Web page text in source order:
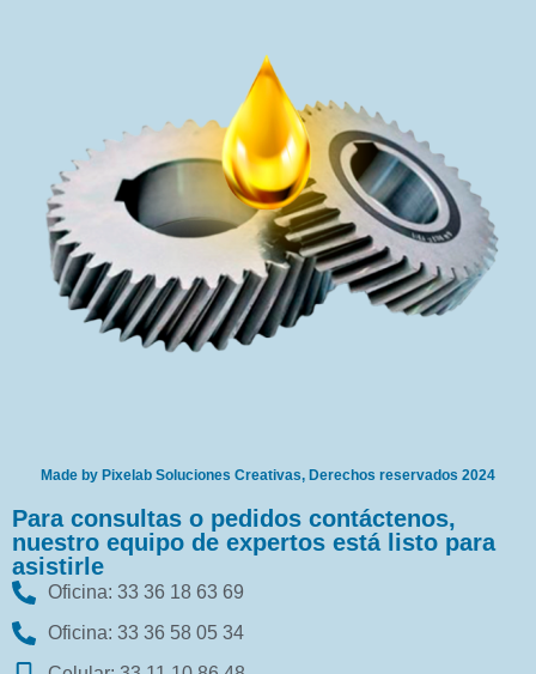
Made by Pixelab Soluciones Creativas, Derechos reservados 2024
Para consultas o pedidos contáctenos,
nuestro equipo de expertos está listo para
asistirle
Oficina: 33 36 18 63 69
Oficina: 33 36 58 05 34